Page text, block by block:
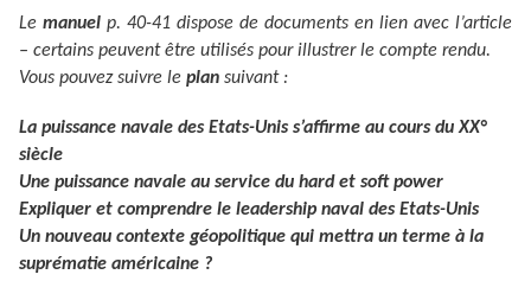
Le manuel p. 40-41 dispose de documents en lien avec l’article
– certains peuvent être utilisés pour illustrer le compte rendu.
Vous pouvez suivre le plan suivant :
La puissance navale des Etats-Unis s’affirme au cours du XX°
siècle
Une puissance navale au service du hard et soft power
Expliquer et comprendre le leadership naval des Etats-Unis
Un nouveau contexte géopolitique qui mettra un terme à la
suprématie américaine ?